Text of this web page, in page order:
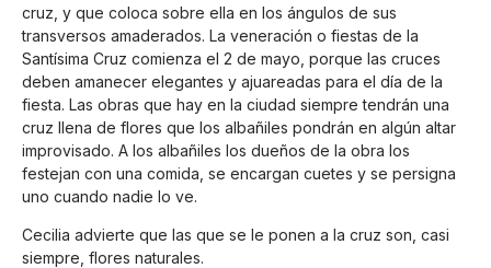
cruz, y que coloca sobre ella en los ángulos de sus
transversos amaderados. La veneración o fiestas de la
Santísima Cruz comienza el 2 de mayo, porque las cruces
deben amanecer elegantes y ajuareadas para el día de la
fiesta. Las obras que hay en la ciudad siempre tendrán una
cruz llena de flores que los albañiles pondrán en algún altar
improvisado. A los albañiles los dueños de la obra los
festejan con una comida, se encargan cuetes y se persigna
uno cuando nadie lo ve.
Cecilia advierte que las que se le ponen a la cruz son, casi
siempre, flores naturales.